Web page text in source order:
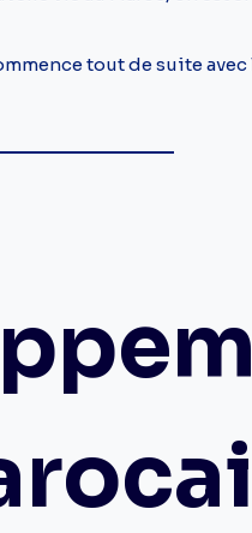
tout de suite